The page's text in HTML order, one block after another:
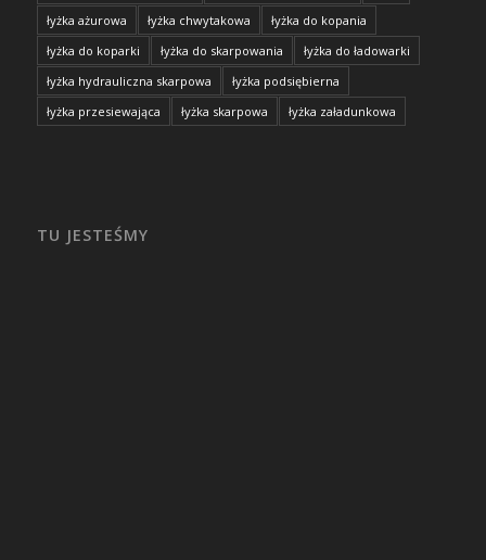
łyżka ażurowa
łyżka chwytakowa
łyżka do kopania
łyżka do koparki
łyżka do skarpowania
łyżka do ładowarki
łyżka hydrauliczna skarpowa
łyżka podsiębierna
łyżka przesiewająca
łyżka skarpowa łyżka załadunkowa
TU JESTEŚMY